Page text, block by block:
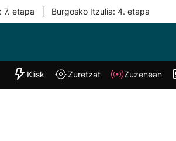
7. etapa Burgosko Itzulia: 4. etapa
"Helmuga"
Klisk
Klisk Zuretzat Zuzenean